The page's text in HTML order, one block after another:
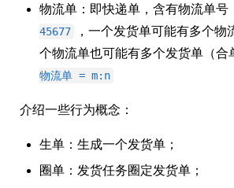
物流单：即快递单，含有物流单号
45677
，一个发货单可能有多个物
个物流单也可能有多个发货单（合
物流单 = m:n
介绍一些行为概念：
生单：生成一个发货单；
圈单：发货任务圈定发货单；